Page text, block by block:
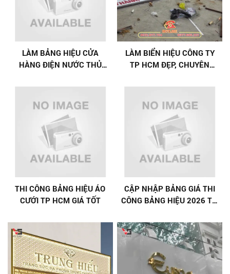
LÀM BẢNG HIỆU CỬA
HÀNG ĐIỆN NƯỚC THỦ
LÀM BIỂN HIỆU CÔNG TY
TP HCM ĐẸP, CHUYÊN
THI CÔNG BẢNG HIỆU ÁO
CƯỚI TP HCM GIÁ TỐT
CẬP NHẬP BẢNG GIÁ THI
CÔNG BẢNG HIỆU 2026 TẠI